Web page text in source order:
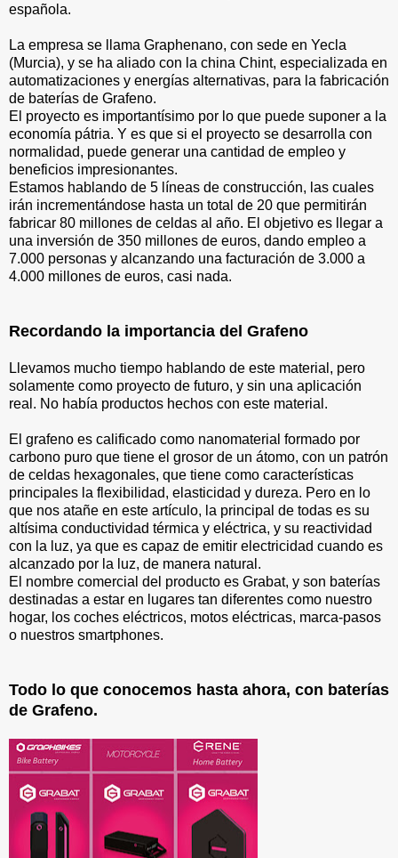
española.
La empresa se llama Graphenano, con sede en Yecla
(Murcia), y se ha aliado con la china Chint, especializada en
automatizaciones y energías alternativas, para la fabricación
de baterías de Grafeno.
El proyecto es importantísimo por lo que puede suponer a la
economía pátria. Y es que si el proyecto se desarrolla con
normalidad, puede generar una cantidad de empleo y
beneficios impresionantes.
Estamos hablando de 5 líneas de construcción, las cuales
irán incrementándose hasta un total de 20 que permitirán
fabricar 80 millones de celdas al año. El objetivo es llegar a
una inversión de 350 millones de euros, dando empleo a
7.000 personas y alcanzando una facturación de 3.000 a
4.000 millones de euros, casi nada.
Recordando la importancia del Grafeno
Llevamos mucho tiempo hablando de este material, pero
solamente como proyecto de futuro, y sin una aplicación
real. No había productos hechos con este material.
El grafeno es calificado como nanomaterial formado por
carbono puro que tiene el grosor de un átomo, con un patrón
de celdas hexagonales, que tiene como características
principales la flexibilidad, elasticidad y dureza. Pero en lo
que nos atañe en este artículo, la principal de todas es su
altísima conductividad térmica y eléctrica, y su reactividad
con la luz, ya que es capaz de emitir electricidad cuando es
alcanzado por la luz, de manera natural.
El nombre comercial del producto es Grabat, y son baterías
destinadas a estar en lugares tan diferentes como nuestro
hogar, los coches eléctricos, motos eléctricas, marca-pasos
o nuestros smartphones.
Todo lo que conocemos hasta ahora, con baterías
de Grafeno.